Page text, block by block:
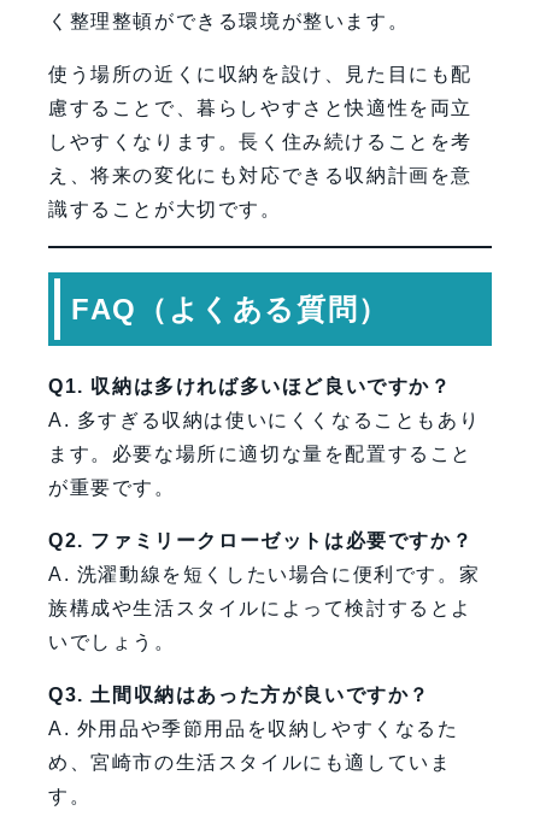
く整理整頓ができる環境が整います。
使う場所の近くに収納を設け、見た目にも配
慮することで、暮らしやすさと快適性を両立
しやすくなります。長く住み続けることを考
え、将来の変化にも対応できる収納計画を意
識することが大切です。
FAQ（よくある質問）
Q1. 収納は多ければ多いほど良いですか？
A. 多すぎる収納は使いにくくなることもあり
ます。必要な場所に適切な量を配置すること
が重要です。
Q2. ファミリークローゼットは必要ですか？
A. 洗濯動線を短くしたい場合に便利です。家
族構成や生活スタイルによって検討するとよ
いでしょう。
Q3. 土間収納はあった方が良いですか？
A. 外用品や季節用品を収納しやすくなるた
め、宮崎市の生活スタイルにも適していま
す。